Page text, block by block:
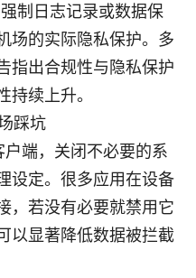
制日志记录或数据保
场的实际隐私保护。多
指出合规性与隐私保护
持续上升。
踩坑
端，关闭不必要的系
设定。很多应用在设备
，若没有必要就禁用它
以显著降低数据被拦截